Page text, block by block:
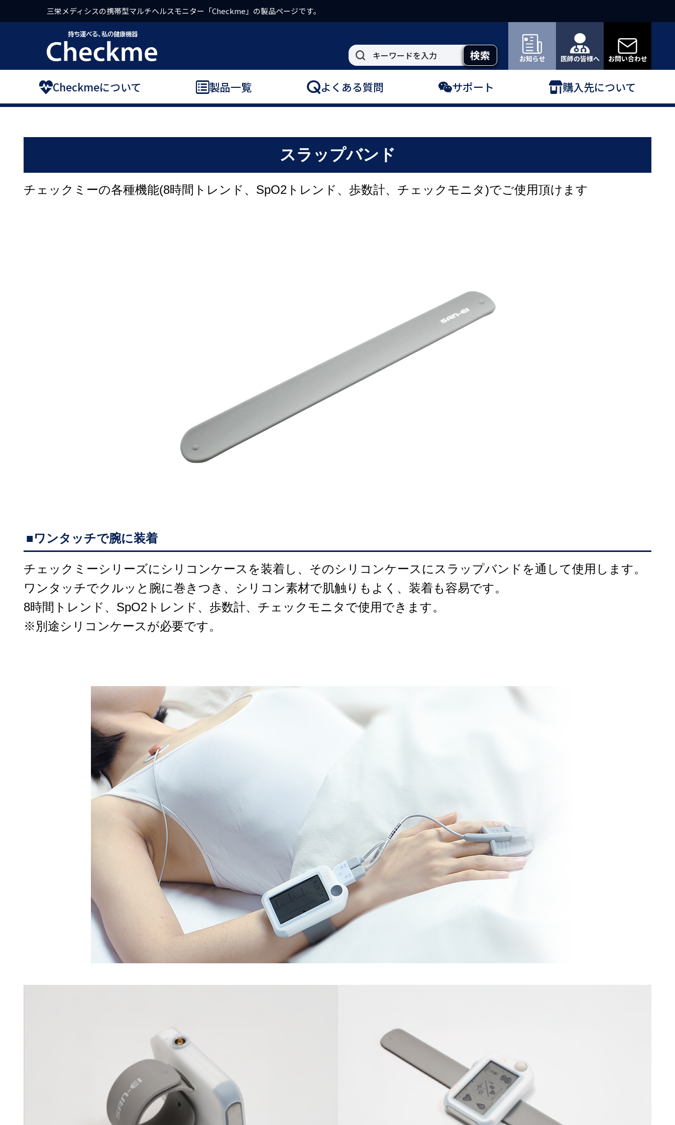
三栄メディシスの携帯型マルチヘルスモニター「Checkme」の製品ページです。
お知らせ 医師の皆様へ お問い合わせ
Checkmeについて 製品一覧 よくある質問 サポート 購入先について
スラップバンド
チェックミーの各種機能(8時間トレンド、SpO2トレンド、歩数計、チェックモニタ)でご使用頂けます
■ワンタッチで腕に装着
チェックミーシリーズにシリコンケースを装着し、そのシリコンケースにスラップバンドを通して使用します。
ワンタッチでクルッと腕に巻きつき、シリコン素材で肌触りもよく、装着も容易です。
8時間トレンド、SpO2トレンド、歩数計、チェックモニタで使用できます。
※別途シリコンケースが必要です。